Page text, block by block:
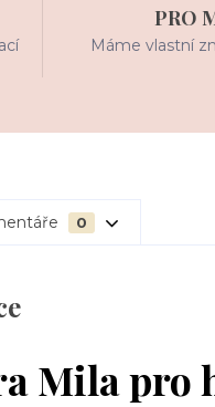
PRO
Máme vlastní
0
Mila pro